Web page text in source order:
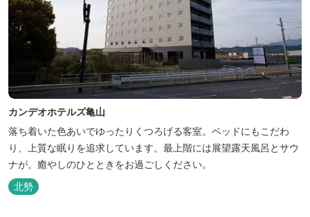
カンデオホテルズ亀山
落ち着いた色あいでゆったりくつろげる客室。ベッドにもこだわ
り、上質な眠りを追求しています。最上階には展望露天風呂とサウ
ナが。癒やしのひとときをお過ごしください。
北勢